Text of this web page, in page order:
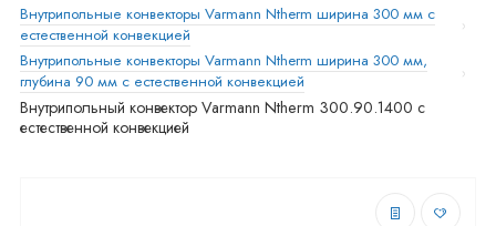
Внутрипольные конвекторы Varmann Ntherm ширина 300 мм с
естественной конвекцией
Внутрипольные конвекторы Varmann Ntherm ширина 300 мм,
глубина 90 мм с естественной конвекцией
Внутрипольный конвектор Varmann Ntherm 300.90.1400 с
естественной конвекцией